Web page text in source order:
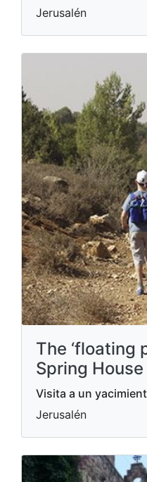
Jerusalén
The ‘floating
Spring House
Visita a un
Jerusalén